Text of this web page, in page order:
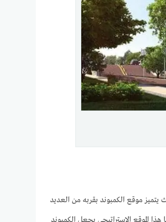
وجذبًا للسكان، حيث يتميز موقع الكمبوند بقربه من العديد
كما هذا الموقع الاستراتيجي يجعل الكمبوند